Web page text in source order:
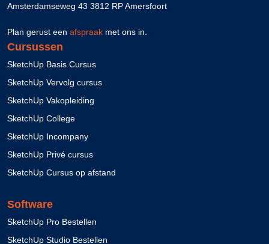
Amsterdamseweg 43 3812 RP Amersfoort
Plan gerust een afspraak met ons in.
Cursussen
SketchUp Basis Cursus
SketchUp Vervolg cursus
SketchUp Vakopleiding
SketchUp College
SketchUp Incompany
SketchUp Privé cursus
SketchUp Cursus op afstand
Software
SketchUp Pro Bestellen
SketchUp Studio Bestellen